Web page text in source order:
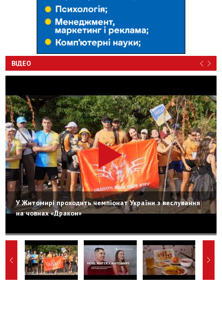
ВІДЕО
У Житомирі проходить чемпіонат України з веслування
на човнах «Дракон»